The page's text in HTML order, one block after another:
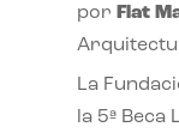
por Flat
La
la 5ª